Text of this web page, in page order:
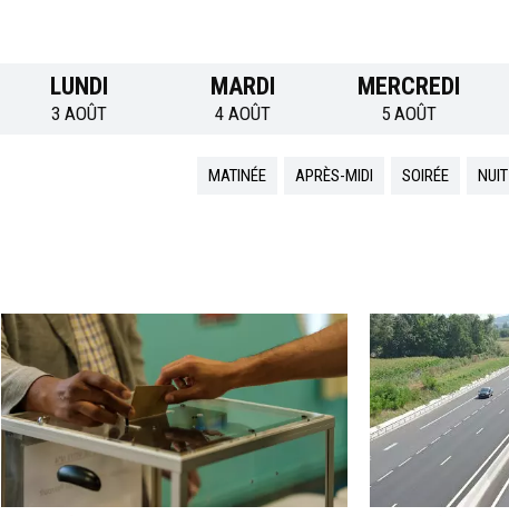
LUNDI
3 AOÛT
MARDI
4 AOÛT
MERCREDI
5 AOÛT
MATINÉE APRÈS-MIDI SOIRÉE NUIT
Image Image